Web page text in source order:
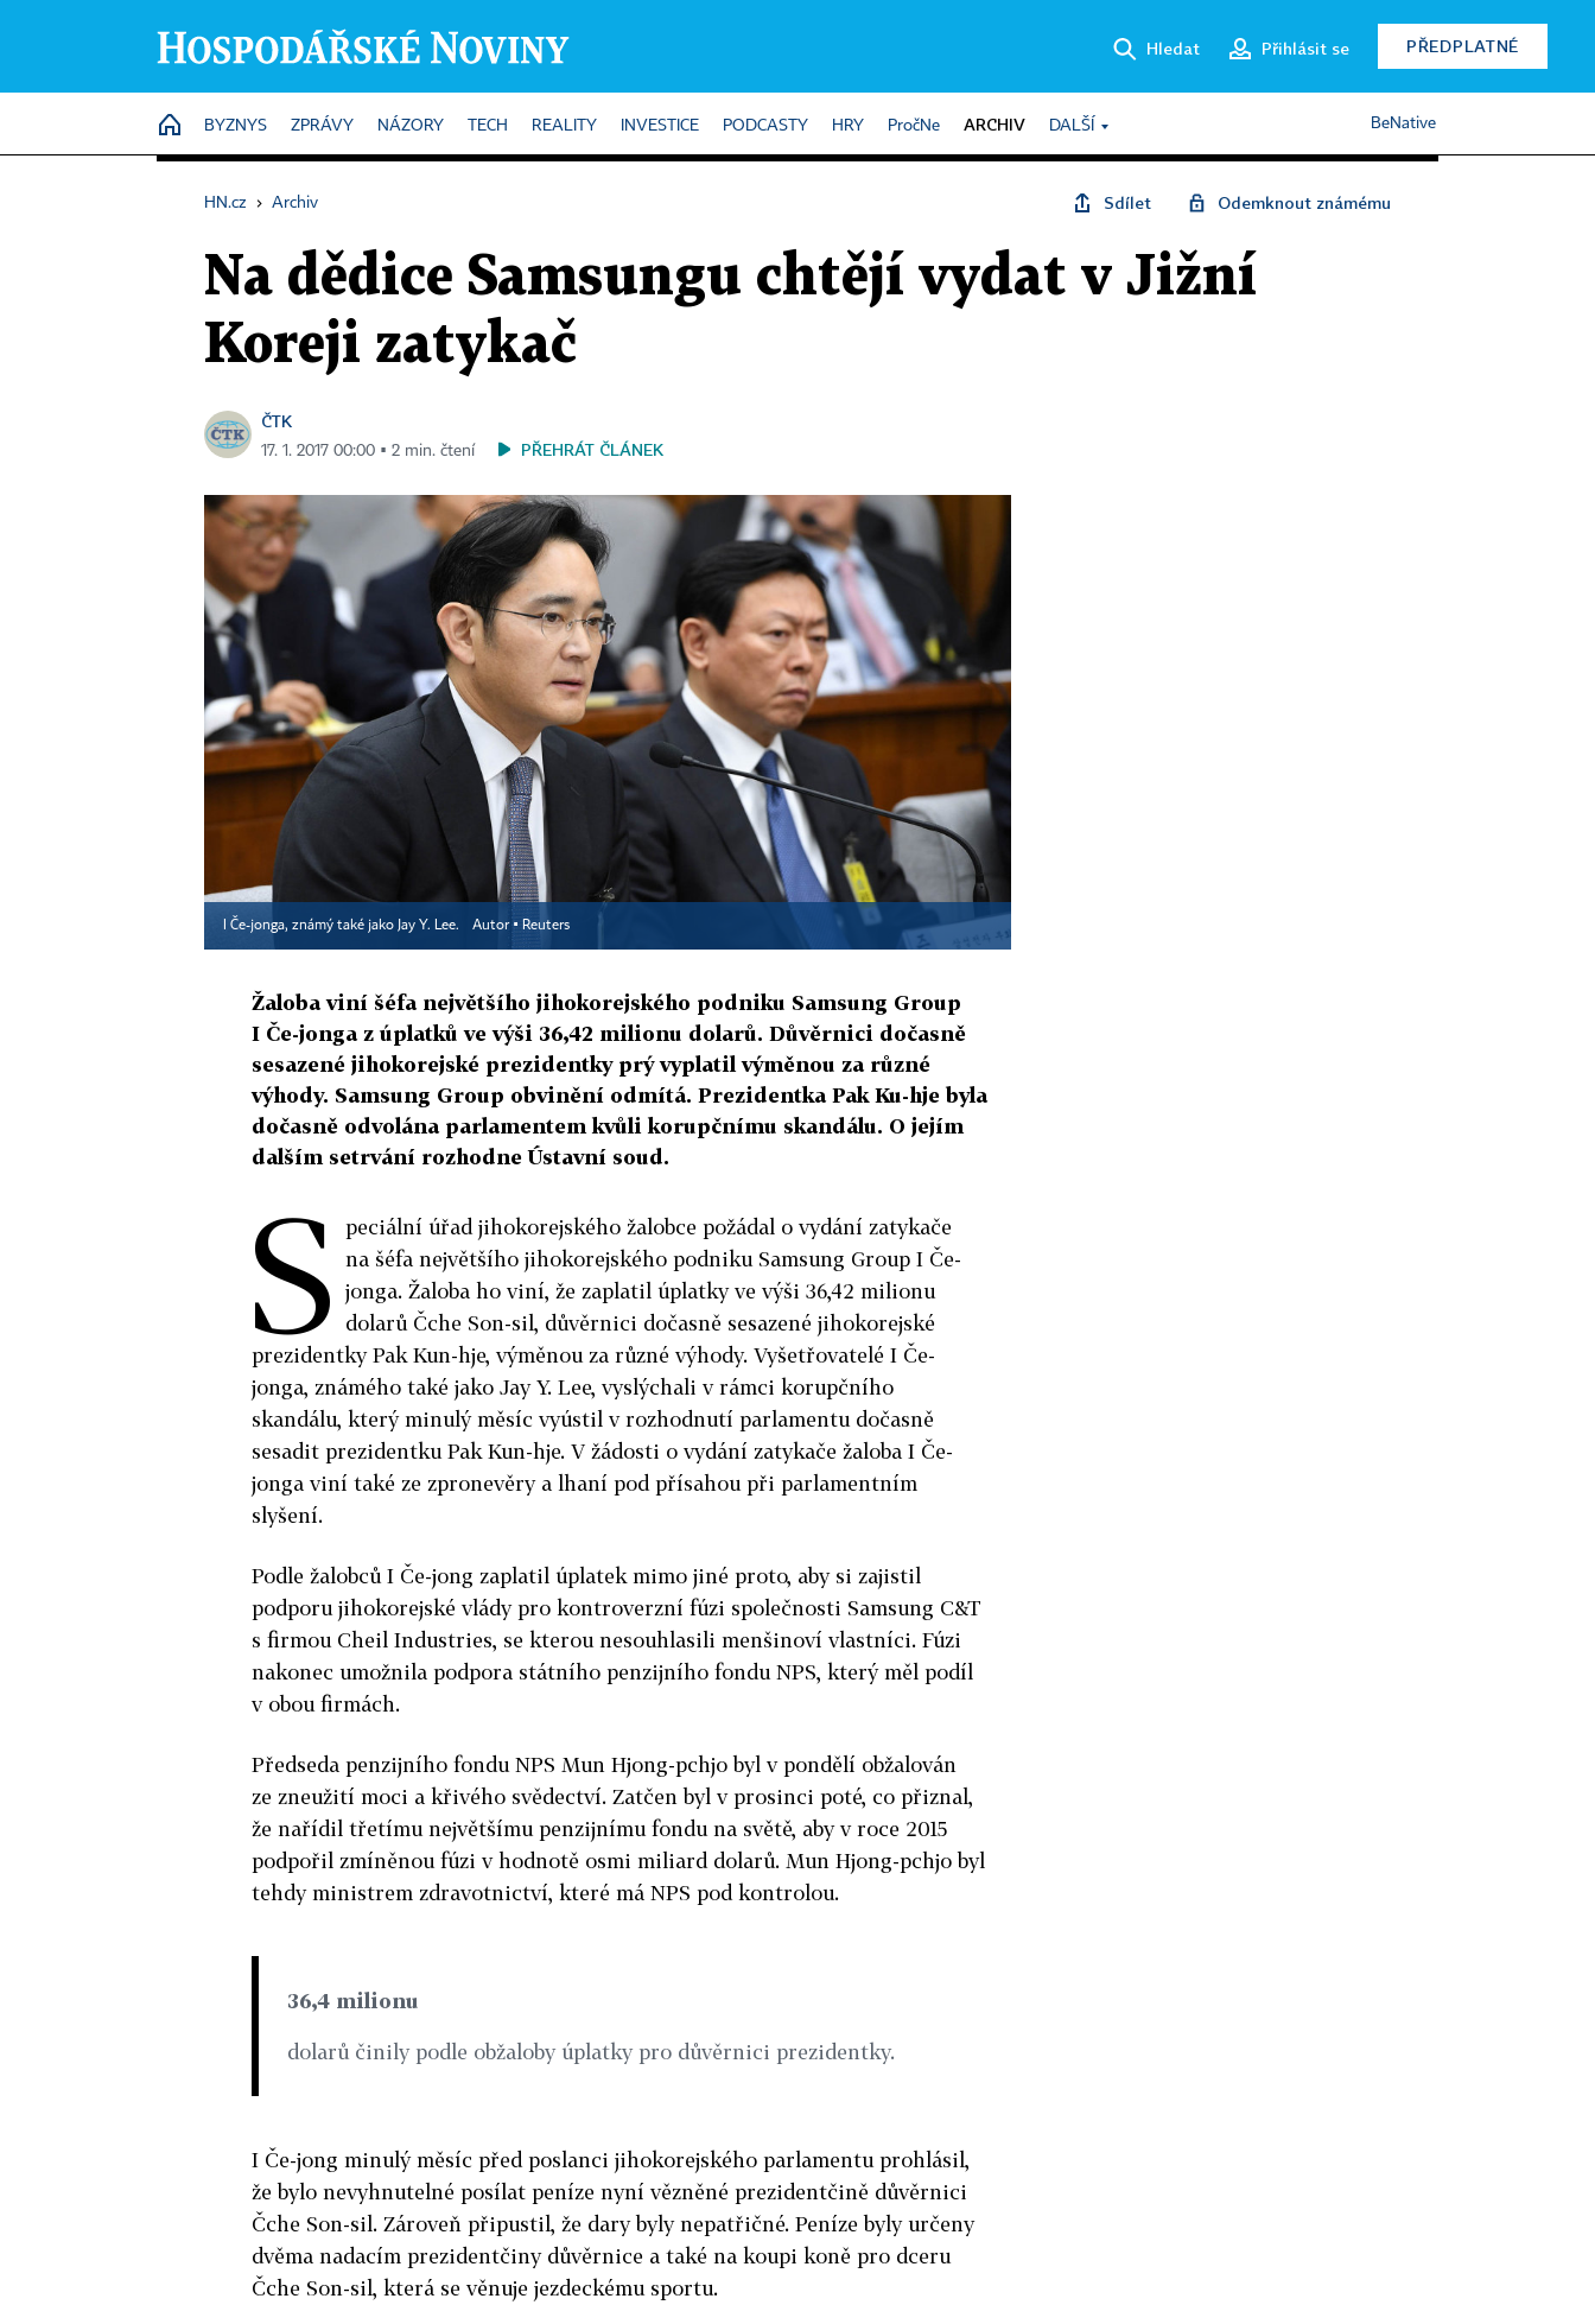
Hledat Přihlásit se PŘEDPLATNÉ
HOME
BYZNYS ZPRÁVY NÁZORY TECH REALITY INVESTICE PODCASTY HRY PročNe ARCHIV DALŠÍ BeNative
HN.cz › Archiv Sdílet Odemknout známému
Na dědice Samsungu chtějí vydat v Jižní
Koreji zatykač
ČTK
17. 1. 2017 00:00 ▪ 2 min. čtení PŘEHRÁT ČLÁNEK
I Če-jonga, známý také jako Jay Y. Lee. Autor ▪ Reuters
Žaloba viní šéfa největšího jihokorejského podniku Samsung Group
I Če-jonga z úplatků ve výši 36,42 milionu dolarů. Důvěrnici dočasně
sesazené jihokorejské prezidentky prý vyplatil výměnou za různé
výhody. Samsung Group obvinění odmítá. Prezidentka Pak Ku-hje byla
dočasně odvolána parlamentem kvůli korupčnímu skandálu. O jejím
dalším setrvání rozhodne Ústavní soud.
S
peciální úřad jihokorejského žalobce požádal o vydání zatykače
na šéfa největšího jihokorejského podniku Samsung Group I Če-
jonga. Žaloba ho viní, že zaplatil úplatky ve výši 36,42 milionu
dolarů Čche Son-sil, důvěrnici dočasně sesazené jihokorejské
prezidentky Pak Kun-hje, výměnou za různé výhody. Vyšetřovatelé I Če-
jonga, známého také jako Jay Y. Lee, vyslýchali v rámci korupčního
skandálu, který minulý měsíc vyústil v rozhodnutí parlamentu dočasně
sesadit prezidentku Pak Kun-hje. V žádosti o vydání zatykače žaloba I Če-
jonga viní také ze zpronevěry a lhaní pod přísahou při parlamentním
slyšení.
Podle žalobců I Če-jong zaplatil úplatek mimo jiné proto, aby si zajistil
podporu jihokorejské vlády pro kontroverzní fúzi společnosti Samsung C&T
s firmou Cheil Industries, se kterou nesouhlasili menšinoví vlastníci. Fúzi
nakonec umožnila podpora státního penzijního fondu NPS, který měl podíl
v obou firmách.
Předseda penzijního fondu NPS Mun Hjong-pchjo byl v pondělí obžalován
ze zneužití moci a křivého svědectví. Zatčen byl v prosinci poté, co přiznal,
že nařídil třetímu největšímu penzijnímu fondu na světě, aby v roce 2015
podpořil zmíněnou fúzi v hodnotě osmi miliard dolarů. Mun Hjong-pchjo byl
tehdy ministrem zdravotnictví, které má NPS pod kontrolou.
36,4 milionu
dolarů činily podle obžaloby úplatky pro důvěrnici prezidentky.
I Če-jong minulý měsíc před poslanci jihokorejského parlamentu prohlásil,
že bylo nevyhnutelné posílat peníze nyní vězněné prezidentčině důvěrnici
Čche Son-sil. Zároveň připustil, že dary byly nepatřičné. Peníze byly určeny
dvěma nadacím prezidentčiny důvěrnice a také na koupi koně pro dceru
Čche Son-sil, která se věnuje jezdeckému sportu.